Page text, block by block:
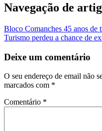
Navegação de
Bloco Comanches 45 anos de
Turismo perdeu a chance de
Deixe um comentário
O seu endereço de email não
marcados com *
Comentário *